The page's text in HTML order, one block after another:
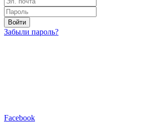
Войти
Забыли пароль?
Facebook